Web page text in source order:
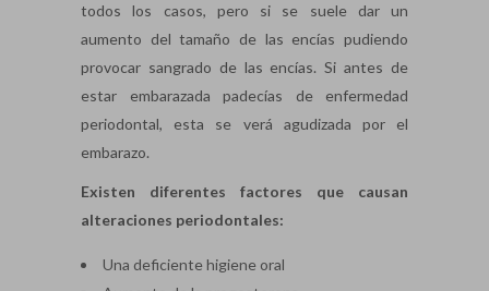
todos los casos, pero si se suele dar un
aumento del tamaño de las encías pudiendo
provocar sangrado de las encías. Si antes de
estar embarazada padecías de enfermedad
periodontal, esta se verá agudizada por el
embarazo.
Existen diferentes factores que causan
alteraciones periodontales:
Una deficiente higiene oral